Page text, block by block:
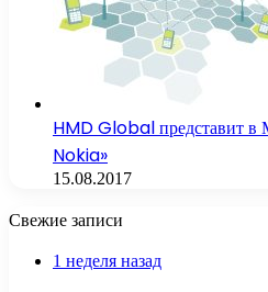
HMD Global представит в
Nokia»
15.08.2017
Свежие записи
1 неделя назад